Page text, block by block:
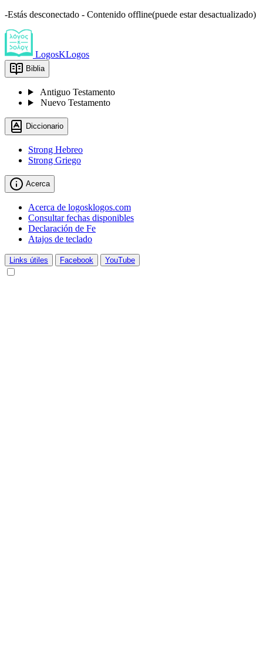
-Estás desconectado - Contenido offline(puede estar desactualizado)
LogosKLogos
Biblia
Antiguo Testamento
Nuevo Testamento
Diccionario
Strong Hebreo
Strong Griego
Acerca
Acerca de logosklogos.com
Consultar fechas disponibles
Declaración de Fe
Atajos de teclado
Links útiles Facebook YouTube